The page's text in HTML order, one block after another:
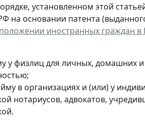
установленном этой
на основании патента
иностранных граждан в
у физлиц для личных, домашних
в организациях и (или) у
нотариусов, адвокатов,